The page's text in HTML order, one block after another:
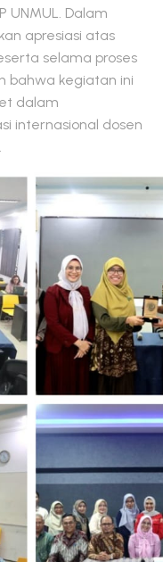
UNMUL. Dalam
apresiasi atas
selama proses
bahwa kegiatan ini
dalam
internasional dosen